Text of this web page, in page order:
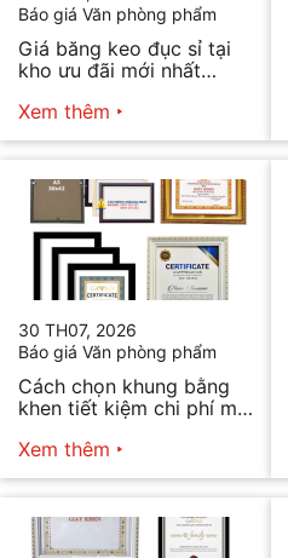
Báo giá Văn phòng phẩm
Giá băng keo đục sỉ tại
kho ưu đãi mới nhất
Xem thêm
30 TH07, 2026
Báo giá Văn phòng phẩm
Cách chọn khung bằng
khen tiết kiệm chi phí mà
Xem thêm